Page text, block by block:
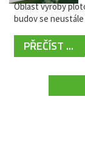
Oblast výroby
budov se neustále
PŘEČÍST ...